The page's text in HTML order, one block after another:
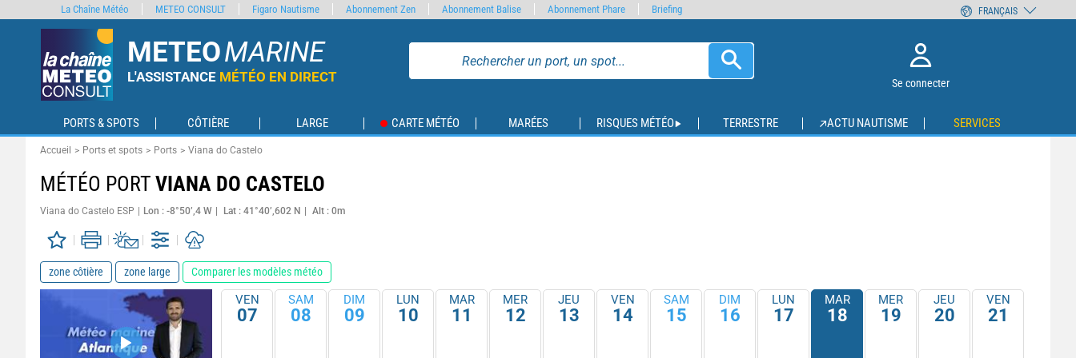
METEOMARINE
L'ASSISTANCE MÉTÉO EN DIRECT Se connecter
PORTS & SPOTS CÔTIÈRE LARGE CARTE MÉTÉO MARÉES RISQUES MÉTÉO TERRESTRE ACTU NAUTISME SERVICES
Accueil Ports et spots Ports Viana do Castelo
MÉTÉO PORT VIANA DO CASTELO
Viana do Castelo ESP Lon : -8°50’,4 W Lat : 41°40’,602 N Alt : 0m
zone côtière zone large Comparer les modèles météo
VEN
07
SAM
08
DIM
09
LUN
10
MAR
11
MER
12
JEU
13
VEN
14
SAM
15
DIM
16
LUN
17
MAR
18
MER
19
JEU
20
VEN
21
La Chaîne Météo METEO CONSULT Figaro Nautisme Abonnement Zen Abonnement Balise Abonnement Phare Briefing FRANÇAIS